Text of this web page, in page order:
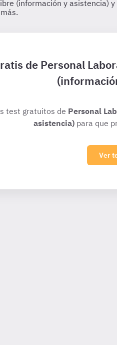
de Personal
test gratuitos de Personal
asistencia)para que
Ver